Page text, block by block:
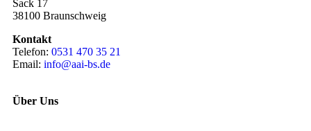
Sack 17
38100 Braunschweig
Kontakt
Telefon: 0531 470 35 21
Email: info@aai-bs.de
Über Uns